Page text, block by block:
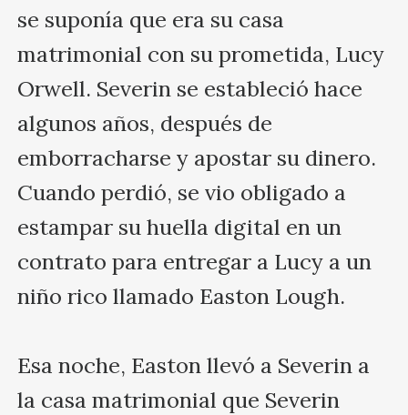
se suponía que era su casa
matrimonial con su prometida, Lucy
Orwell. Severin se estableció hace
algunos años, después de
emborracharse y apostar su dinero.
Cuando perdió, se vio obligado a
estampar su huella digital en un
contrato para entregar a Lucy a un
niño rico llamado Easton Lough.
Esa noche, Easton llevó a Severin a
la casa matrimonial que Severin